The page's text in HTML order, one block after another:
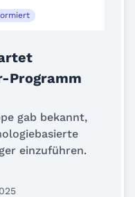
Programm
gab bekannt,
einzuführen.